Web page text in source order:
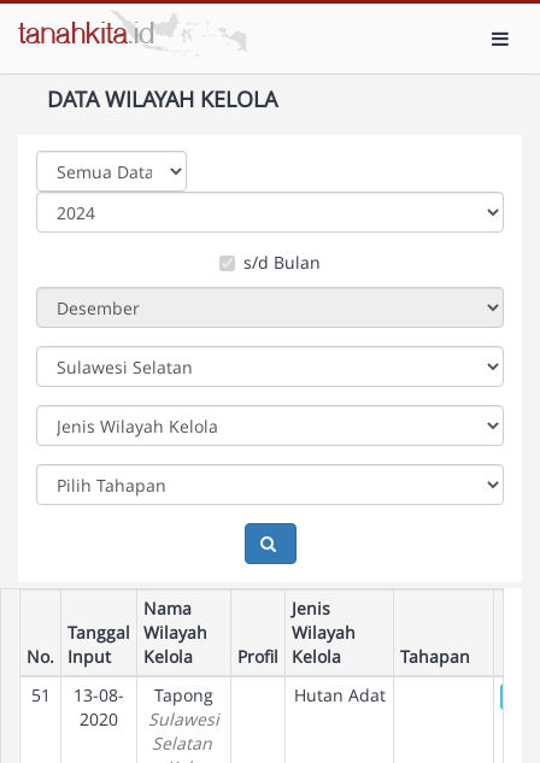
DATA WILAYAH KELOLA
s/d Bulan
No.
Tanggal
Input
Nama
Wilayah
Kelola
Profil
Jenis
Wilayah
Kelola
Tahapan
51
13-08-
2020
Tapong
Sulawesi
Selatan
Hutan Adat